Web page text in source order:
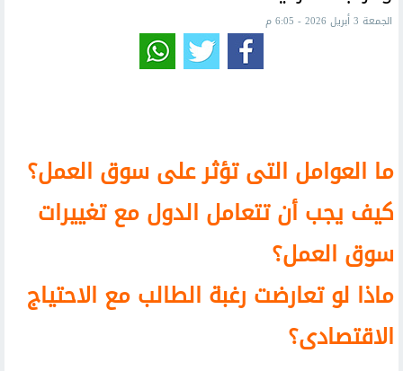
الجمعة 3 أبريل 2026 - 6:05 م
ما العوامل التى تؤثر على سوق العمل؟
كيف يجب أن تتعامل الدول مع تغييرات
سوق العمل؟
ماذا لو تعارضت رغبة الطالب مع الاحتياج
الاقتصادى؟